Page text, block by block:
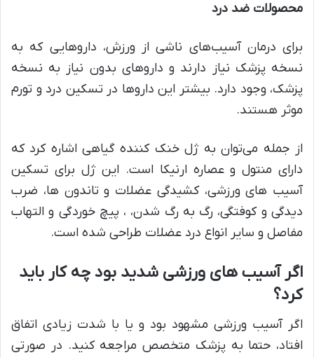
محصولات ضد درد
برای درمان آسیب‌های ناشی از ورزش، داروهایی که به
نسخه پزشک نیاز دارند و داروهای بدون نیاز به نسخه
پزشک، وجود دارد. بیشتر این داروها در تسکین درد و تورم
موثر هستند.
از جمله می‌توان به ژل خنک کننده گیاهی اشاره کرد که
دارای منتول و عصاره ارنیکا است. این ژل برای تسکین
آسیب های ورزشی، کشیدگی عضلات و تاندون ها، ضرب
دیدگی و کوفتگی، رگ به رگ شدن، ، پیچ خوردگی و التهاب
مفاصل و سایر انواع درد عضلات طراحی شده است.
اگر آسیب های ورزشی شدید بود چه کار باید
کرد؟
اگر آسیب ورزشی مشهود بود و یا با شدت زیادی اتفاق
افتاد، حتما به پزشک متخصص مراجعه کنید. در صورتی